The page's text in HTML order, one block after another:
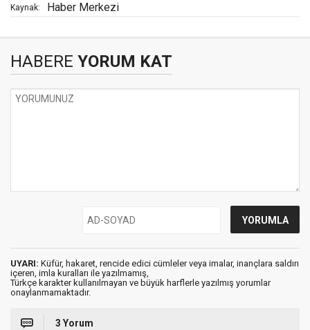
Kaynak: Haber Merkezi
HABERE YORUM KAT
UYARI: Küfür, hakaret, rencide edici cümleler veya imalar, inançlara saldırı
içeren, imla kuralları ile yazılmamış,
Türkçe karakter kullanılmayan ve büyük harflerle yazılmış yorumlar
onaylanmamaktadır.
3 Yorum